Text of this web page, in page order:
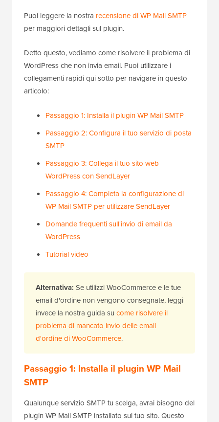
Puoi leggere la nostra recensione di WP Mail SMTP
per maggiori dettagli sul plugin.
Detto questo, vediamo come risolvere il problema di
WordPress che non invia email. Puoi utilizzare i
collegamenti rapidi qui sotto per navigare in questo
articolo:
Passaggio 1: Installa il plugin WP Mail SMTP
Passaggio 2: Configura il tuo servizio di posta
SMTP
Passaggio 3: Collega il tuo sito web
WordPress con SendLayer
Passaggio 4: Completa la configurazione di
WP Mail SMTP per utilizzare SendLayer
Domande frequenti sull'invio di email da
WordPress
Tutorial video
Alternativa: Se utilizzi WooCommerce e le tue
email d'ordine non vengono consegnate, leggi
invece la nostra guida su come risolvere il
problema di mancato invio delle email
d'ordine di WooCommerce.
Passaggio 1: Installa il plugin WP Mail
SMTP
Qualunque servizio SMTP tu scelga, avrai bisogno del
plugin WP Mail SMTP installato sul tuo sito. Questo